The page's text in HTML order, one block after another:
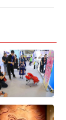
各宫排
娱之间，
魔王，将
人处。”
主本正在